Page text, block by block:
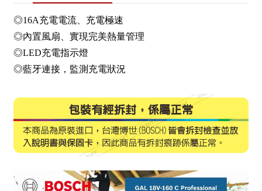
◎16A充電電流、充電極速
◎內置風扇、實現完美熱量管理
◎LED充電指示燈
◎藍牙連接，監測充電狀況